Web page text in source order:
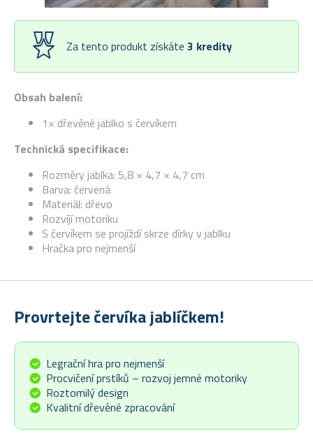
Obsah balení:
1× dřevěné jablko s červíkem
Technická specifikace:
Rozměry jablka: 5,8 × 4,7 × 4,7 cm
Barva: červená
Materiál: dřevo
Rozvíjí motoriku
S červíkem se projíždí skrze dírky v jablku
Hračka pro nejmenší
Za tento produkt získáte 3 kredity
Provrtejte červíka jablíčkem!
Legrační hra pro nejmenší
Procvičení prstíků – rozvoj jemné motoriky
Roztomilý design
Kvalitní dřevěné zpracování